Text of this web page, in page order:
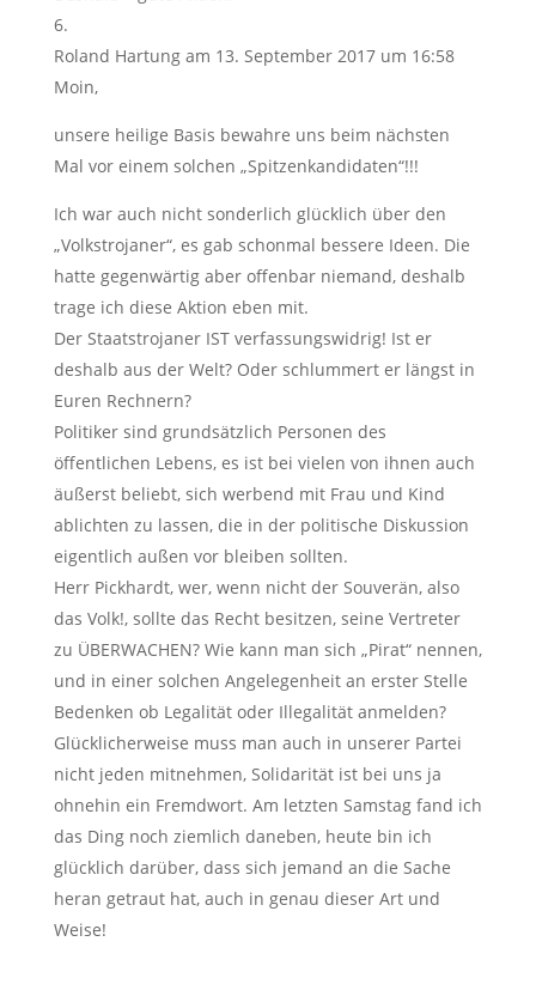
Roland Hartung am 13. September 2017 um 16:58
Moin,
unsere heilige Basis bewahre uns beim nächsten
Mal vor einem solchen „Spitzenkandidaten“!!!
Ich war auch nicht sonderlich glücklich über den
„Volkstrojaner“, es gab schonmal bessere Ideen. Die
hatte gegenwärtig aber offenbar niemand, deshalb
trage ich diese Aktion eben mit.
Der Staatstrojaner IST verfassungswidrig! Ist er
deshalb aus der Welt? Oder schlummert er längst in
Euren Rechnern?
Politiker sind grundsätzlich Personen des
öffentlichen Lebens, es ist bei vielen von ihnen auch
äußerst beliebt, sich werbend mit Frau und Kind
ablichten zu lassen, die in der politische Diskussion
eigentlich außen vor bleiben sollten.
Herr Pickhardt, wer, wenn nicht der Souverän, also
das Volk!, sollte das Recht besitzen, seine Vertreter
zu ÜBERWACHEN? Wie kann man sich „Pirat“ nennen,
und in einer solchen Angelegenheit an erster Stelle
Bedenken ob Legalität oder Illegalität anmelden?
Glücklicherweise muss man auch in unserer Partei
nicht jeden mitnehmen, Solidarität ist bei uns ja
ohnehin ein Fremdwort. Am letzten Samstag fand ich
das Ding noch ziemlich daneben, heute bin ich
glücklich darüber, dass sich jemand an die Sache
heran getraut hat, auch in genau dieser Art und
Weise!